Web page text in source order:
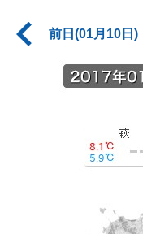
前日(01月10日)